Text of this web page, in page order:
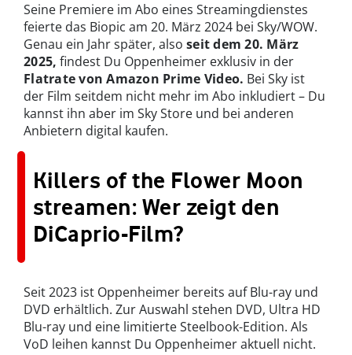
Seine Premiere im Abo eines Streamingdienstes
feierte das Biopic am 20. März 2024 bei Sky/WOW.
Genau ein Jahr später, also seit dem 20. März
2025, findest Du Oppenheimer exklusiv in der
Flatrate von Amazon Prime Video. Bei Sky ist
der Film seitdem nicht mehr im Abo inkludiert – Du
kannst ihn aber im Sky Store und bei anderen
Anbietern digital kaufen.
Killers of the Flower Moon
streamen: Wer zeigt den
DiCaprio-Film?
Seit 2023 ist Oppenheimer bereits auf Blu-ray und
DVD erhältlich. Zur Auswahl stehen DVD, Ultra HD
Blu-ray und eine limitierte Steelbook-Edition. Als
VoD leihen kannst Du Oppenheimer aktuell nicht.